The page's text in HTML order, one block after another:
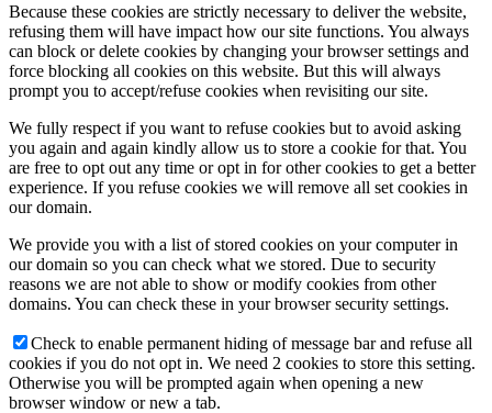
Because these cookies are strictly necessary to deliver the website,
refusing them will have impact how our site functions. You always
can block or delete cookies by changing your browser settings and
force blocking all cookies on this website. But this will always
prompt you to accept/refuse cookies when revisiting our site.
We fully respect if you want to refuse cookies but to avoid asking
you again and again kindly allow us to store a cookie for that. You
are free to opt out any time or opt in for other cookies to get a better
experience. If you refuse cookies we will remove all set cookies in
our domain.
We provide you with a list of stored cookies on your computer in
our domain so you can check what we stored. Due to security
reasons we are not able to show or modify cookies from other
domains. You can check these in your browser security settings.
Check to enable permanent hiding of message bar and refuse all
cookies if you do not opt in. We need 2 cookies to store this setting.
Otherwise you will be prompted again when opening a new
browser window or new a tab.